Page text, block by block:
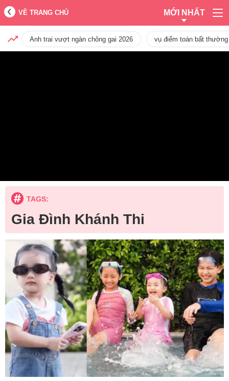
VỀ TRANG CHỦ MỚI NHẤT
Anh trai vượt ngàn chông gai 2026 vụ điểm toán bất
TAGS:
Gia Đình Khánh Thi